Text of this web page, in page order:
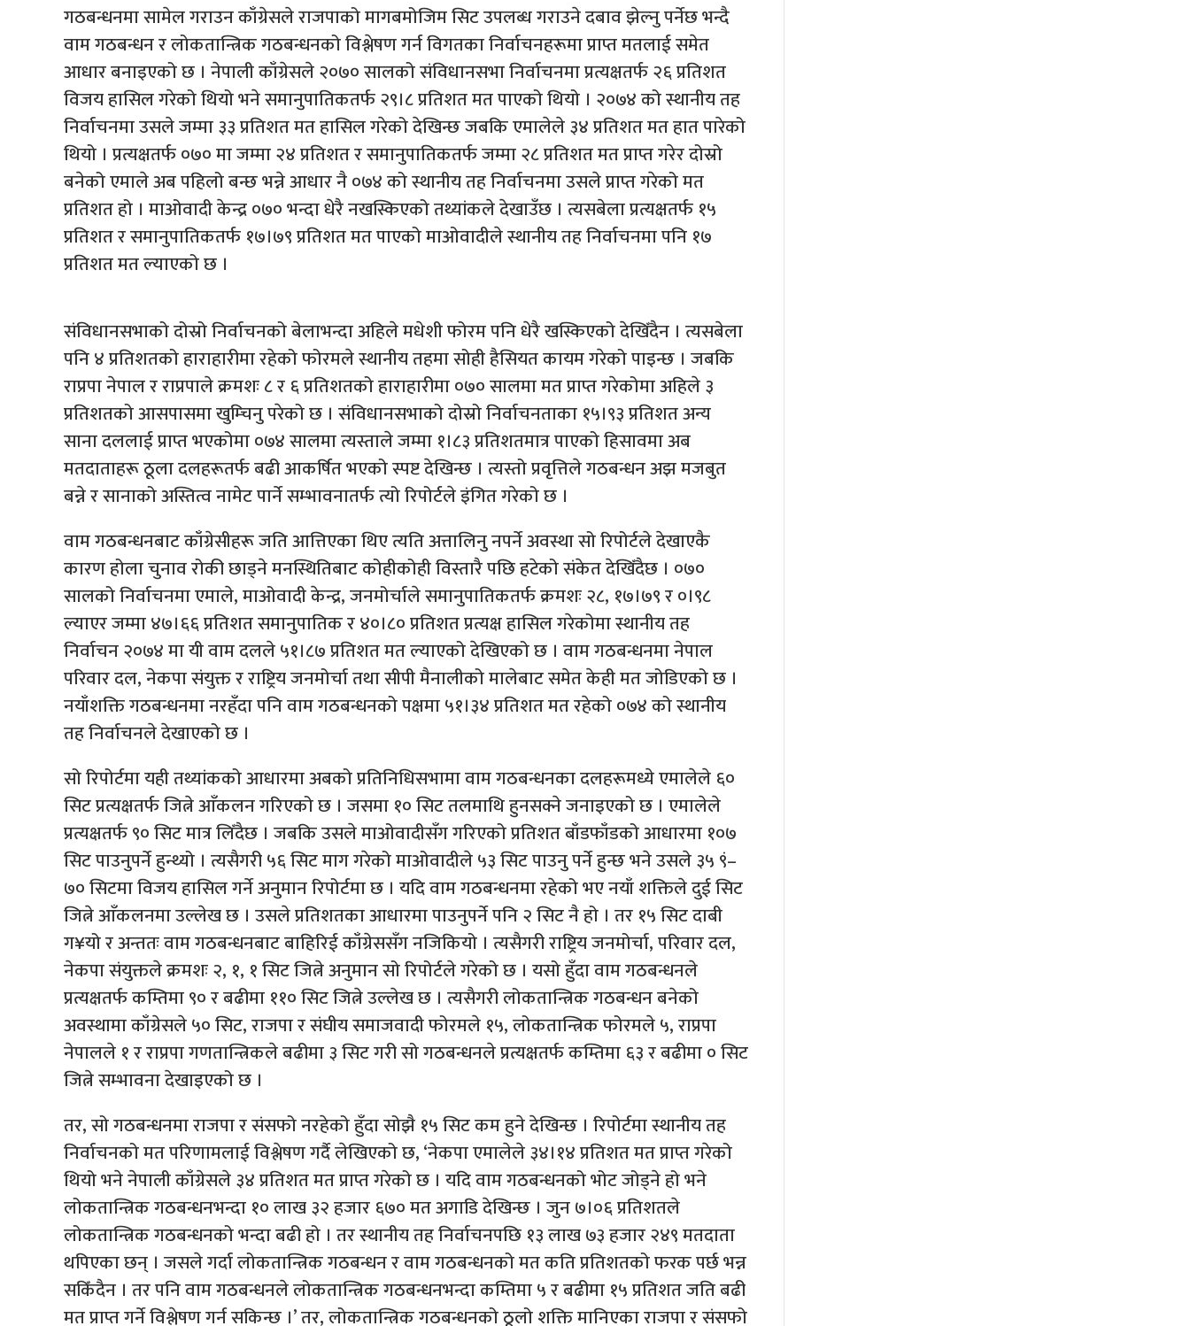
गठबन्धनमा सामेल गराउन काँग्रेसले राजपाको मागबमोजिम सिट उपलब्ध गराउने दबाव झेल्नु पर्नेछ भन्दै
वाम गठबन्धन र लोकतान्त्रिक गठबन्धनको विश्लेषण गर्न विगतका निर्वाचनहरूमा प्राप्त मतलाई समेत
आधार बनाइएको छ । नेपाली काँग्रेसले २०७० सालको संविधानसभा निर्वाचनमा प्रत्यक्षतर्फ २६ प्रतिशत
विजय हासिल गरेको थियो भने समानुपातिकतर्फ २९।८ प्रतिशत मत पाएको थियो । २०७४ को स्थानीय तह
निर्वाचनमा उसले जम्मा ३३ प्रतिशत मत हासिल गरेको देखिन्छ जबकि एमालेले ३४ प्रतिशत मत हात पारेको
थियो । प्रत्यक्षतर्फ ०७० मा जम्मा २४ प्रतिशत र समानुपातिकतर्फ जम्मा २८ प्रतिशत मत प्राप्त गरेर दोस्रो
बनेको एमाले अब पहिलो बन्छ भन्ने आधार नै ०७४ को स्थानीय तह निर्वाचनमा उसले प्राप्त गरेको मत
प्रतिशत हो । माओवादी केन्द्र ०७० भन्दा धेरै नखस्किएको तथ्यांकले देखाउँछ । त्यसबेला प्रत्यक्षतर्फ १५
प्रतिशत र समानुपातिकतर्फ १७।७९ प्रतिशत मत पाएको माओवादीले स्थानीय तह निर्वाचनमा पनि १७
प्रतिशत मत ल्याएको छ ।
संविधानसभाको दोस्रो निर्वाचनको बेलाभन्दा अहिले मधेशी फोरम पनि धेरै खस्किएको देखिँदैन । त्यसबेला
पनि ४ प्रतिशतको हाराहारीमा रहेको फोरमले स्थानीय तहमा सोही हैसियत कायम गरेको पाइन्छ । जबकि
राप्रपा नेपाल र राप्रपाले क्रमशः ८ र ६ प्रतिशतको हाराहारीमा ०७० सालमा मत प्राप्त गरेकोमा अहिले ३
प्रतिशतको आसपासमा खुम्चिनु परेको छ । संविधानसभाको दोस्रो निर्वाचनताका १५।९३ प्रतिशत अन्य
साना दललाई प्राप्त भएकोमा ०७४ सालमा त्यस्ताले जम्मा १।८३ प्रतिशतमात्र पाएको हिसावमा अब
मतदाताहरू ठूला दलहरूतर्फ बढी आकर्षित भएको स्पष्ट देखिन्छ । त्यस्तो प्रवृत्तिले गठबन्धन अझ मजबुत
बन्ने र सानाको अस्तित्व नामेट पार्ने सम्भावनातर्फ त्यो रिपोर्टले इंगित गरेको छ ।
वाम गठबन्धनबाट काँग्रेसीहरू जति आत्तिएका थिए त्यति अत्तालिनु नपर्ने अवस्था सो रिपोर्टले देखाएकै
कारण होला चुनाव रोकी छाड्ने मनस्थितिबाट कोहीकोही विस्तारै पछि हटेको संकेत देखिँदैछ । ०७०
सालको निर्वाचनमा एमाले, माओवादी केन्द्र, जनमोर्चाले समानुपातिकतर्फ क्रमशः २८, १७।७९ र ०।९८
ल्याएर जम्मा ४७।६६ प्रतिशत समानुपातिक र ४०।८० प्रतिशत प्रत्यक्ष हासिल गरेकोमा स्थानीय तह
निर्वाचन २०७४ मा यी वाम दलले ५१।८७ प्रतिशत मत ल्याएको देखिएको छ । वाम गठबन्धनमा नेपाल
परिवार दल, नेकपा संयुक्त र राष्ट्रिय जनमोर्चा तथा सीपी मैनालीको मालेबाट समेत केही मत जोडिएको छ ।
नयाँशक्ति गठबन्धनमा नरहँदा पनि वाम गठबन्धनको पक्षमा ५१।३४ प्रतिशत मत रहेको ०७४ को स्थानीय
तह निर्वाचनले देखाएको छ ।
सो रिपोर्टमा यही तथ्यांकको आधारमा अबको प्रतिनिधिसभामा वाम गठबन्धनका दलहरूमध्ये एमालेले ६०
सिट प्रत्यक्षतर्फ जित्ने आँकलन गरिएको छ । जसमा १० सिट तलमाथि हुनसक्ने जनाइएको छ । एमालेले
प्रत्यक्षतर्फ ९० सिट मात्र लिँदैछ । जबकि उसले माओवादीसँग गरिएको प्रतिशत बाँडफाँडको आधारमा १०७
सिट पाउनुपर्ने हुन्थ्यो । त्यसैगरी ५६ सिट माग गरेको माओवादीले ५३ सिट पाउनु पर्ने हुन्छ भने उसले ३५ ९ं–
७० सिटमा विजय हासिल गर्ने अनुमान रिपोर्टमा छ । यदि वाम गठबन्धनमा रहेको भए नयाँ शक्तिले दुई सिट
जित्ने आँकलनमा उल्लेख छ । उसले प्रतिशतका आधारमा पाउनुपर्ने पनि २ सिट नै हो । तर १५ सिट दाबी
ग¥यो र अन्ततः वाम गठबन्धनबाट बाहिरिई काँग्रेससँग नजिकियो । त्यसैगरी राष्ट्रिय जनमोर्चा, परिवार दल,
नेकपा संयुक्तले क्रमशः २, १, १ सिट जित्ने अनुमान सो रिपोर्टले गरेको छ । यसो हुँदा वाम गठबन्धनले
प्रत्यक्षतर्फ कम्तिमा ९० र बढीमा ११० सिट जित्ने उल्लेख छ । त्यसैगरी लोकतान्त्रिक गठबन्धन बनेको
अवस्थामा काँग्रेसले ५० सिट, राजपा र संघीय समाजवादी फोरमले १५, लोकतान्त्रिक फोरमले ५, राप्रपा
नेपालले १ र राप्रपा गणतान्त्रिकले बढीमा ३ सिट गरी सो गठबन्धनले प्रत्यक्षतर्फ कम्तिमा ६३ र बढीमा ० सिट
जित्ने सम्भावना देखाइएको छ ।
तर, सो गठबन्धनमा राजपा र संसफो नरहेको हुँदा सोझै १५ सिट कम हुने देखिन्छ । रिपोर्टमा स्थानीय तह
निर्वाचनको मत परिणामलाई विश्लेषण गर्दै लेखिएको छ, ‘नेकपा एमालेले ३४।१४ प्रतिशत मत प्राप्त गरेको
थियो भने नेपाली काँग्रेसले ३४ प्रतिशत मत प्राप्त गरेको छ । यदि वाम गठबन्धनको भोट जोड्ने हो भने
लोकतान्त्रिक गठबन्धनभन्दा १० लाख ३२ हजार ६७० मत अगाडि देखिन्छ । जुन ७।०६ प्रतिशतले
लोकतान्त्रिक गठबन्धनको भन्दा बढी हो । तर स्थानीय तह निर्वाचनपछि १३ लाख ७३ हजार २४९ मतदाता
थपिएका छन् । जसले गर्दा लोकतान्त्रिक गठबन्धन र वाम गठबन्धनको मत कति प्रतिशतको फरक पर्छ भन्न
सकिँदैन । तर पनि वाम गठबन्धनले लोकतान्त्रिक गठबन्धनभन्दा कम्तिमा ५ र बढीमा १५ प्रतिशत जति बढी
मत प्राप्त गर्ने विश्लेषण गर्न सकिन्छ ।’ तर, लोकतान्त्रिक गठबन्धनको ठूलो शक्ति मानिएका राजपा र संसफो